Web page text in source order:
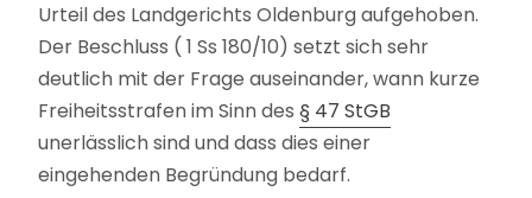
Urteil des Landgerichts Oldenburg aufgehoben.
Der Beschluss ( 1 Ss 180/10) setzt sich sehr
deutlich mit der Frage auseinander, wann kurze
Freiheitsstrafen im Sinn des § 47 StGB
unerlässlich sind und dass dies einer
eingehenden Begründung bedarf.